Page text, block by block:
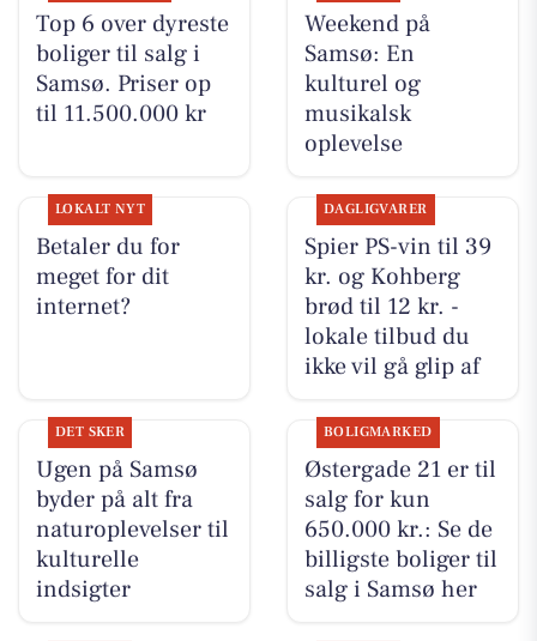
Top 6 over dyreste
boliger til salg i
Samsø. Priser op
til 11.500.000 kr
Weekend på
Samsø: En
kulturel og
musikalsk
oplevelse
LOKALT NYT
Betaler du for
meget for dit
internet?
DAGLIGVARER
Spier PS-vin til 39
kr. og Kohberg
brød til 12 kr. -
lokale tilbud du
ikke vil gå glip af
DET SKER
Ugen på Samsø
byder på alt fra
naturoplevelser til
kulturelle
indsigter
BOLIGMARKED
Østergade 21 er til
salg for kun
650.000 kr.: Se de
billigste boliger til
salg i Samsø her